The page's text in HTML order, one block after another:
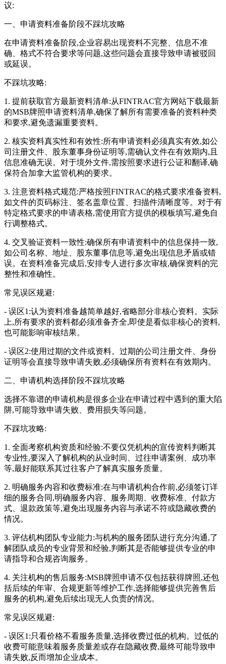
议:
一、申请资料准备阶段不踩坑攻略
在申请资料准备阶段,企业容易出现资料不完整、信息不准
确、格式不符合要求等问题,这些问题会直接导致申请被驳回
或延误。
不踩坑攻略:
1. 提前获取官方最新资料清单:从FINTRAC官方网站下载最新
的MSB牌照申请资料清单,确保了解所有需要准备的资料种类
和要求,避免遗漏重要资料。
2. 核实资料真实性和有效性:所有申请资料必须真实有效,如公
司注册文件、股东董事身份证明等,需确认文件在有效期内,且
信息准确无误。对于境外文件,需按照要求进行公证和翻译,确
保符合加拿大监管机构的要求。
3. 注意资料格式规范:严格按照FINTRAC的格式要求准备资料,
如文件的页码标注、签名盖章位置、扫描件清晰度等。对于有
特定格式要求的申请表格,需使用官方提供的模板填写,避免自
行调整格式。
4. 交叉验证资料一致性:确保所有申请资料中的信息保持一致,
如公司名称、地址、股东董事信息等,避免出现信息矛盾或错
误。在资料准备完成后,安排专人进行多次审核,确保资料的完
整性和准确性。
常见误区规避:
- 误区1:认为资料准备越简单越好,省略部分非核心资料。实际
上,所有要求的资料都必须准备齐全,即使是看似非核心的资料,
也可能影响审核结果。
- 误区2:使用过期的文件或资料。过期的公司注册文件、身份
证明等会直接导致申请失败,必须确保所有资料在有效期内。
二、申请机构选择阶段不踩坑攻略
选择不靠谱的申请机构是很多企业在申请过程中遇到的重大陷
阱,可能导致申请失败、费用损失等问题。
不踩坑攻略:
1. 全面考察机构资质和经验:不要仅凭机构的宣传资料判断其
专业性,要深入了解机构的从业时间、过往申请案例、成功率
等,最好能联系其过往客户了解真实服务质量。
2. 明确服务内容和收费标准:在与申请机构合作前,必须签订详
细的服务合同,明确服务内容、服务周期、收费标准、付款方
式、退款政策等,避免出现服务内容与承诺不符或隐藏收费的
情况。
3. 评估机构团队专业能力:与机构的服务团队进行充分沟通,了
解团队成员的专业背景和经验,判断其是否能够提供专业的申
请指导和合规咨询服务。
4. 关注机构的售后服务:MSB牌照申请不仅包括获得牌照,还包
括后续的年审、合规更新等维护工作,选择能够提供完善售后
服务的机构,避免后续出现无人负责的情况。
常见误区规避:
- 误区1:只看价格不看服务质量,选择收费过低的机构。过低的
收费可能意味着服务质量差或存在隐藏收费,最终可能导致申
请失败,反而增加企业成本。